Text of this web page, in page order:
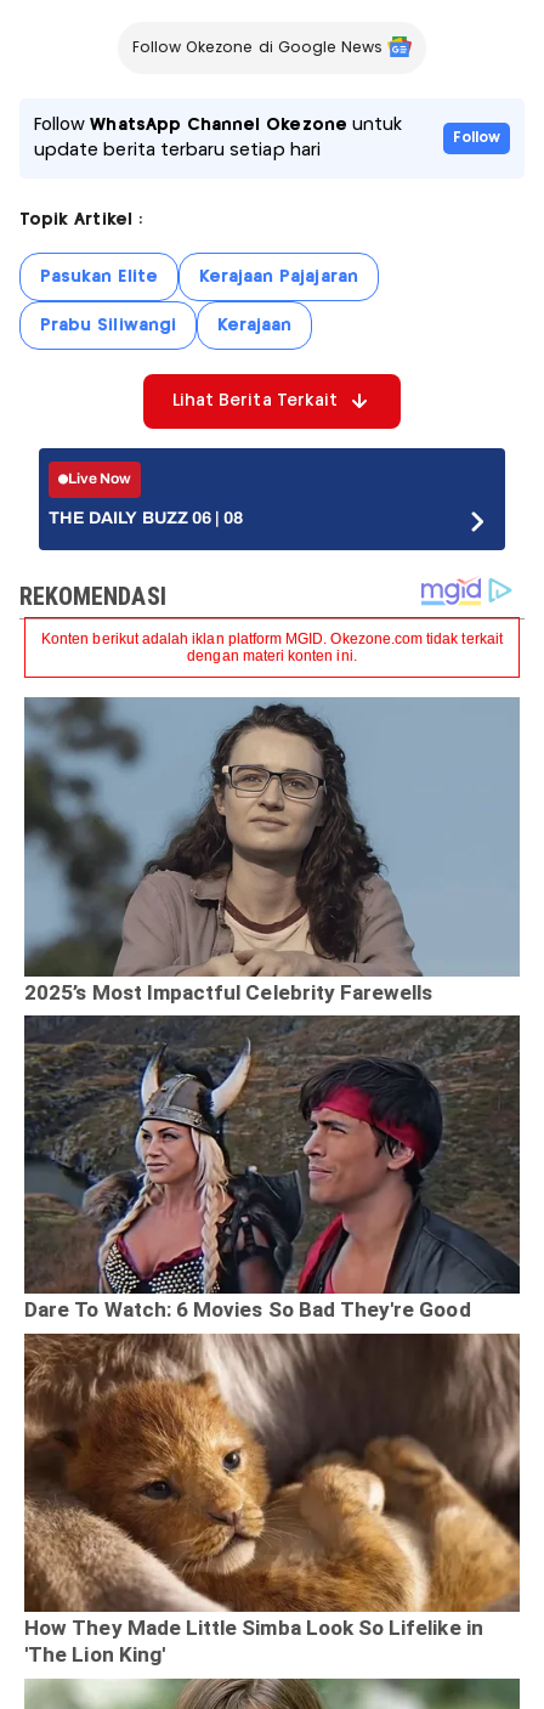
Follow Okezone di Google News
FollowWhatsApp Channel Okezone untuk
update berita terbaru setiap hari
Follow
Topik Artikel :
Pasukan Elite Kerajaan Pajajaran
Prabu Siliwangi Kerajaan
Lihat Berita Terkait
Live Now
THE DAILY BUZZ 06 | 08